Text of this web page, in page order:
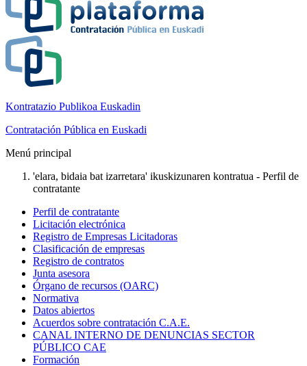
Kontratazio Publikoa Euskadin
Contratación Pública en Euskadi
Menú principal
'elara, bidaia bat izarretara' ikuskizunaren kontratua - Perfil de
contratante
Perfil de contratante
Licitación electrónica
Registro de Empresas Licitadoras
Clasificación de empresas
Registro de contratos
Junta asesora
Órgano de recursos (OARC)
Normativa
Datos abiertos
Acuerdos sobre contratación C.A.E.
CANAL INTERNO DE DENUNCIAS SECTOR
PÚBLICO CAE
Formación